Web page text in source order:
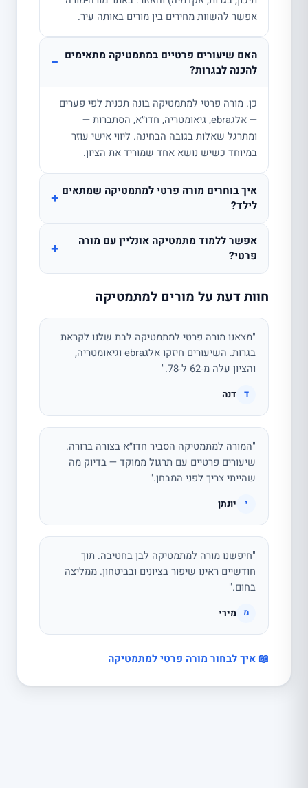
אפשר להשוות מחירים בין מורים באותה עיר.
האם שיעורים פרטיים במתמטיקה מתאימים
להכנה לבגרות?
−
כן. מורה פרטי למתמטיקה בונה תכנית לפי פערים
— אלגebra, גיאומטריה, חדו״א, הסתברות —
ומתרגל שאלות בגובה הבחינה. ליווי אישי עוזר
במיוחד כשיש נושא אחד שמוריד את הציון.
איך בוחרים מורה פרטי למתמטיקה שמתאים
לילד?
+
אפשר ללמוד מתמטיקה אונליין עם מורה
פרטי?
+
חוות דעת על מורים למתמטיקה
"מצאנו מורה פרטי למתמטיקה לבת שלנו לקראת
בגרות. השיעורים חיזקו אלגebra וגיאומטריה,
והציון עלה מ-62 ל-78."
ד דנה
"המורה למתמטיקה הסביר חדו״א בצורה ברורה.
שיעורים פרטיים עם תרגול ממוקד — בדיוק מה
שהייתי צריך לפני המבחן."
י יונתן
"חיפשנו מורה למתמטיקה לבן בחטיבה. תוך
חודשיים ראינו שיפור בציונים ובביטחון. ממליצה
בחום."
מ מירי
📖 איך לבחור מורה פרטי למתמטיקה